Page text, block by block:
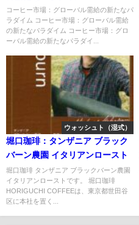
コーヒー市場：グローバル需給の新たなパ
ラダイム コーヒー市場：グローバル需給
の新たなパラダイム コーヒー市場：グロ
ーバル需給の新たなパラダイ...
ウォッシュト（湿式）
堀口珈琲：タンザニア ブラック
バーン農園 イタリアンロースト
堀口珈琲 タンザニア ブラックバーン農園
イタリアンローストです。 堀口珈琲
HORIGUCHI COFFEEは、東京都世田谷
区に本社を置く...